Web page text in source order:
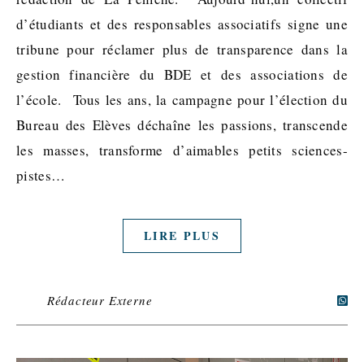
d’étudiants et des responsables associatifs signe une
tribune pour réclamer plus de transparence dans la
gestion financière du BDE et des associations de
l’école. Tous les ans, la campagne pour l’élection du
Bureau des Elèves déchaîne les passions, transcende
les masses, transforme d’aimables petits sciences-
pistes…
LIRE PLUS
Rédacteur Externe